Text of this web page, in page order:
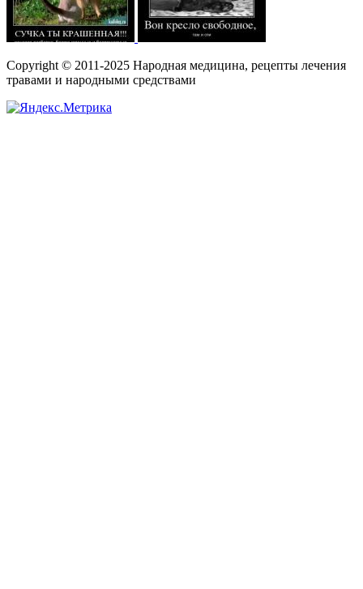
Copyright © 2011-2025 Народная медицина, рецепты лечения
травами и народными средствами